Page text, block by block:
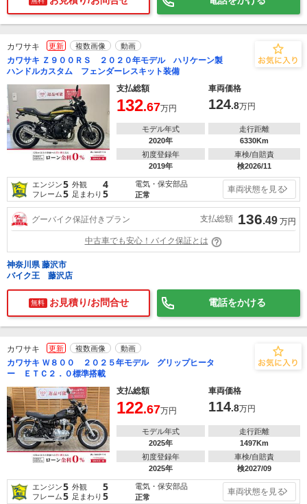
カワサキ 更新 複数画像 動画
カワサキ Ｚ９００ＲＳ ２０２０年モデル ハリケーン製
ハンドルカスタム フェンダーレスキット装備
支払総額
車両価格
132.67万円 124.8万円
モデル年式
2020年
走行距離
6330Km
初度登録年
2019年
車検/自賠責
検2026/11
エンジン5 外観 4
フレーム5 足まわり 5
電気・保安部品
正常
車両状態を見る
グーバイク保証付きプラン 支払総額 136.49 万円
中古車でも安心！バイク保証とは
神奈川県 藤沢市
バイク王 藤沢店
無料 お見積り/お問合せ 電話をかける
カワサキ 更新 複数画像 動画
カワサキ Ｗ８００ ２０２５年モデル グリップヒータ
ー ＥＴＣ２．０標準搭載
支払総額
車両価格
122.67万円 114.8万円
モデル年式
2025年
走行距離
1497Km
初度登録年
2025年
車検/自賠責
検2027/09
エンジン5 外観 5
フレーム5 足まわり 5
電気・保安部品
正常
車両状態を見る